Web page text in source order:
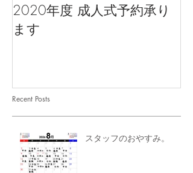
2020年度 成人式予約承り
ます
Recent Posts
スタッフのおやすみ。